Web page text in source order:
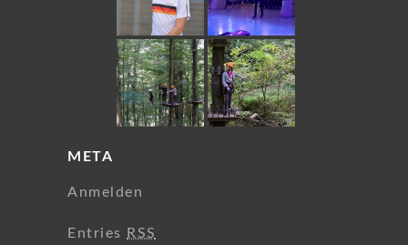
META
Anmelden
Entries RSS